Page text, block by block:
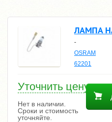
ЛАМПА
-
OSRAM
62201
Уточнить цену
Нет в наличии.
Сроки и стоимость
уточняйте.